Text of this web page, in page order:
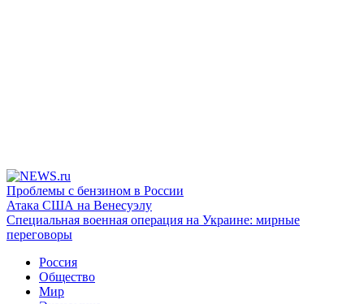
Проблемы с бензином в России
Атака США на Венесуэлу
Специальная военная операция на Украине: мирные
переговоры
Россия
Общество
Мир